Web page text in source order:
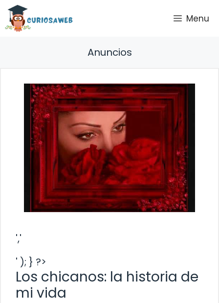
Saltar
contenido
Menu
Anuncios
','
' ); } ?>
Los chicanos: la historia de
mi vida